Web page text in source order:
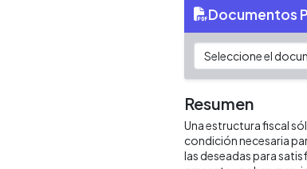
Documentos
Resumen
Una estructura fiscal
condición necesaria
las deseadas para